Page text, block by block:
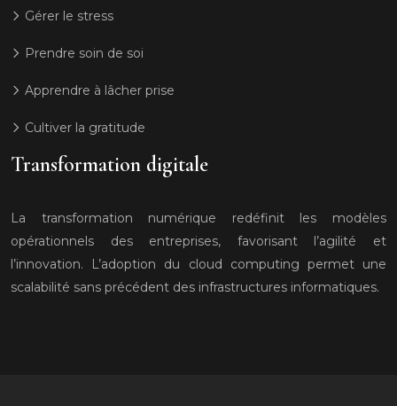
Gérer le stress
Prendre soin de soi
Apprendre à lâcher prise
Cultiver la gratitude
Transformation digitale
La transformation numérique redéfinit les modèles
opérationnels des entreprises, favorisant l’agilité et
l’innovation. L’adoption du cloud computing permet une
scalabilité sans précédent des infrastructures informatiques.